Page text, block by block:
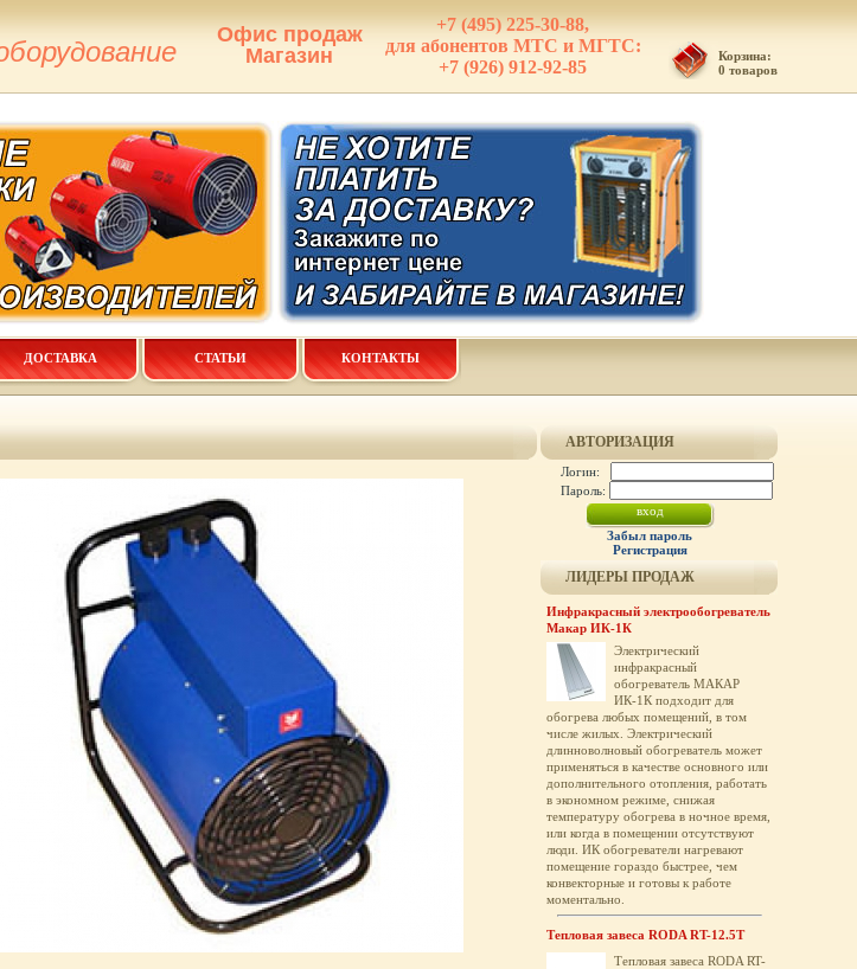
Офис продаж
Магазин
+7 (495) 225-30-88,
для абонентов МТС и МГТС:
+7 (926) 912-92-85
Корзина:
0 товаров
ДОСТАВКА СТАТЬИ КОНТАКТЫ
АВТОРИЗАЦИЯ
Логин:
Пароль:
Забыл пароль
Регистрация
ЛИДЕРЫ ПРОДАЖ
Инфракрасный электрообогреватель
Макар ИК-1К
Электрический
инфракрасный
обогреватель МАКАР
ИК-1К подходит для
обогрева любых помещений, в том
числе жилых. Электрический
длинноволновый обогреватель может
применяться в качестве основного или
дополнительного отопления, работать
в экономном режиме, снижая
температуру обогрева в ночное время,
или когда в помещении отсутствуют
люди. ИК обогреватели нагревают
помещение гораздо быстрее, чем
конвекторные и готовы к работе
моментально.
Тепловая завеса RODA RT-12.5T
Тепловая завеса RODA RT-